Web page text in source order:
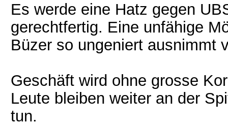
Es werde eine Hatz gegen
gerechtfertig. Eine unfähige
Büzer so ungeniert ausnimmt
Geschäft wird ohne grosse
Leute bleiben weiter an der
tun.